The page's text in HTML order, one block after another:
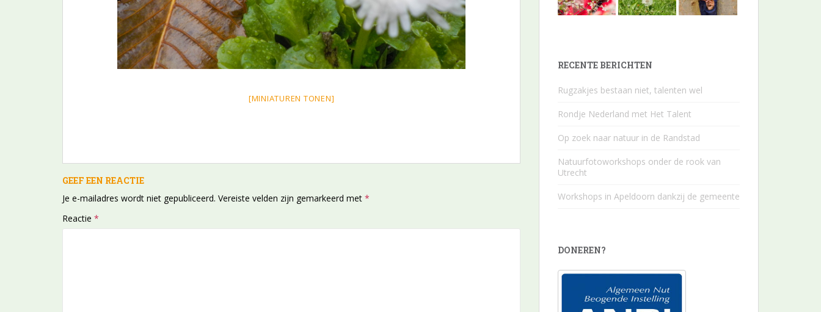
[MINIATUREN TONEN]
GEEF EEN REACTIE
Je e-mailadres wordt niet gepubliceerd. Vereiste velden zijn gemarkeerd met *
Reactie *
RECENTE BERICHTEN
Rugzakjes bestaan niet, talenten wel
Rondje Nederland met Het Talent
Op zoek naar natuur in de Randstad
Natuurfotoworkshops onder de rook van
Utrecht
Workshops in Apeldoorn dankzij de gemeente
DONEREN?